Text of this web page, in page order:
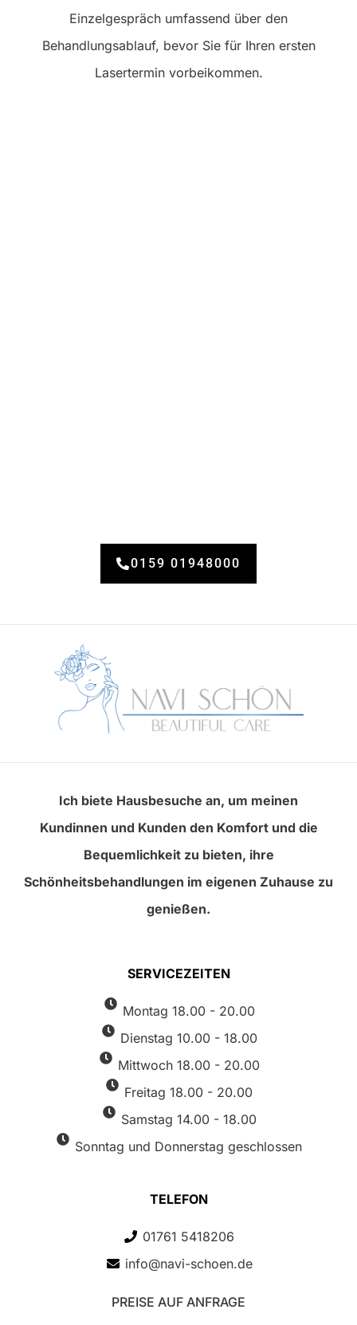
Einzelgespräch umfassend über den
Behandlungsablauf, bevor Sie für Ihren ersten
Lasertermin vorbeikommen.
0159 01948000
Ich biete Hausbesuche an, um meinen
Kundinnen und Kunden den Komfort und die
Bequemlichkeit zu bieten, ihre
Schönheitsbehandlungen im eigenen Zuhause zu
genießen.
SERVICEZEITEN
Montag 18.00 - 20.00
Dienstag 10.00 - 18.00
Mittwoch 18.00 - 20.00
Freitag 18.00 - 20.00
Samstag 14.00 - 18.00
Sonntag und Donnerstag geschlossen
TELEFON
01761 5418206
info@navi-schoen.de
PREISE AUF ANFRAGE